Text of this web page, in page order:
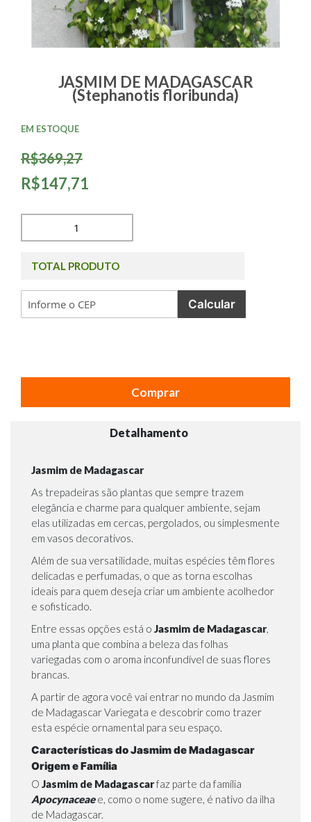
JASMIM DE MADAGASCAR
(Stephanotis floribunda)
R$369,27
R$147,71
EM ESTOQUE
TOTAL PRODUTO
Calcular
Comprar
Detalhamento
Jasmim de Madagascar
As trepadeiras são plantas que sempre trazem
elegância e charme para qualquer ambiente, sejam
elas utilizadas em cercas, pergolados, ou simplesmente
em vasos decorativos.
Além de sua versatilidade, muitas espécies têm flores
delicadas e perfumadas, o que as torna escolhas
ideais para quem deseja criar um ambiente acolhedor
e sofisticado.
Entre essas opções está o Jasmim de Madagascar,
uma planta que combina a beleza das folhas
variegadas com o aroma inconfundível de suas flores
brancas.
A partir de agora você vai entrar no mundo da Jasmim
de Madagascar Variegata e descobrir como trazer
esta espécie ornamental para seu espaço.
Características do Jasmim de Madagascar
Origem e Família
O Jasmim de Madagascarfaz parte da família
Apocynaceaee, como o nome sugere, é nativo da ilha
de Madagascar.